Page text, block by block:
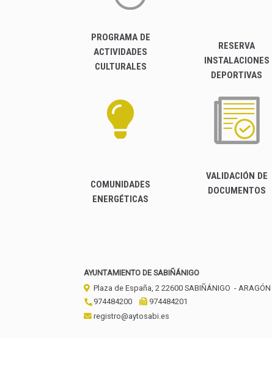
PROGRAMA DE
ACTIVIDADES
CULTURALES
RESERVA
INSTALACIONES
DEPORTIVAS
COMUNIDADES
ENERGÉTICAS
VALIDACIÓN DE
DOCUMENTOS
AYUNTAMIENTO DE SABIÑÁNIGO
Plaza de España, 2 22600 SABIÑÁNIGO - ARAGÓN
974484200
974484201
registro@aytosabi.es